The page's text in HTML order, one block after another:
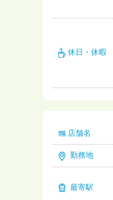
休日・休暇
店舗名
勤務地
最寄駅